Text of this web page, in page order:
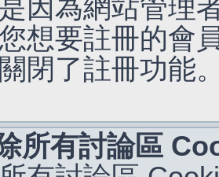
因為網站管理
想要註冊的會
閉了註冊功能
所有討論區